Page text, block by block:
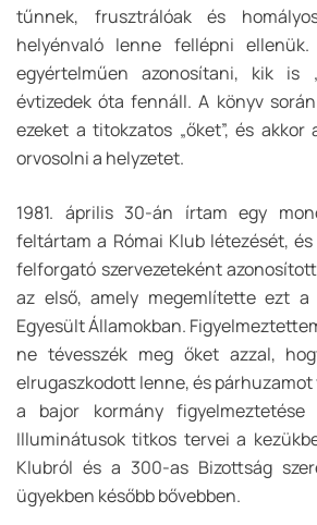
tűnnek, frusztrálóak és
helyénvaló lenne fellépni
egyértelműen azonosítani, kik is
évtizedek óta fennáll. A könyv
ezeket a titokzatos „őket”, és
orvosolni a helyzetet.
1981. április 30-án írtam egy
feltártam a Római Klub létezését,
felforgató szervezeteként
az első, amely megemlítette ezt a
Egyesült Államokban.
ne tévesszék meg őket azzal,
elrugaszkodott lenne, és párhuzamot
a bajor kormány
Illuminátusok titkos tervei a
Klubról és a 300-as Bizottság
ügyekben később bővebben.